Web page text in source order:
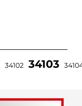
34102 34103